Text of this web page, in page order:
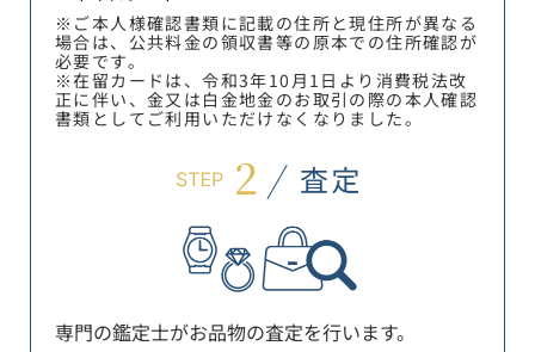
※ご本人様確認書類に記載の住所と現住所が異なる
場合は、公共料金の領収書等の原本での住所確認が
必要です。
※在留カードは、令和3年10月1日より消費税法改
正に伴い、金又は白金地金のお取引の際の本人確認
書類としてご利用いただけなくなりました。
専門の鑑定士がお品物の査定を行います。